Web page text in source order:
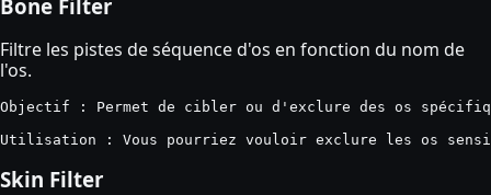
Bone Filter
Filtre les pistes de séquence d'os en fonction du nom de
l'os.
Objectif : Permet de cibler ou d'exclure des os
Utilisation : Vous pourriez vouloir exclure les os
Skin Filter